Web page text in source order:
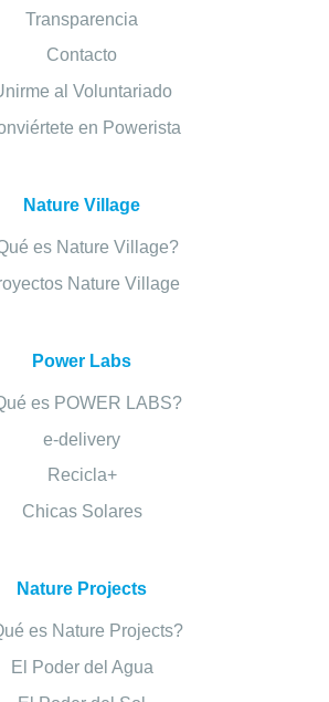
Transparencia
Contacto
al Voluntariado
en Powerista
Nature Village
es Nature Village?
Nature Village
Power Labs
es POWER LABS?
e-delivery
Recicla+
Chicas Solares
Nature Projects
es Nature Projects?
El Poder del Agua